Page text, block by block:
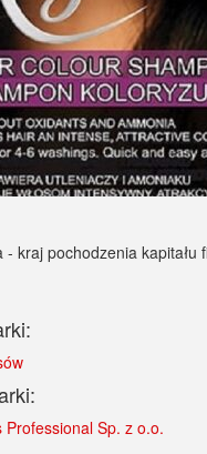
Professional Sp. z o.o.